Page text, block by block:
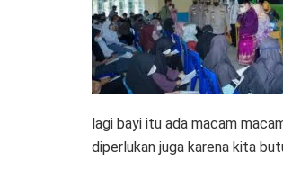
lagi bayi itu ada macam
diperlukan juga karena kita